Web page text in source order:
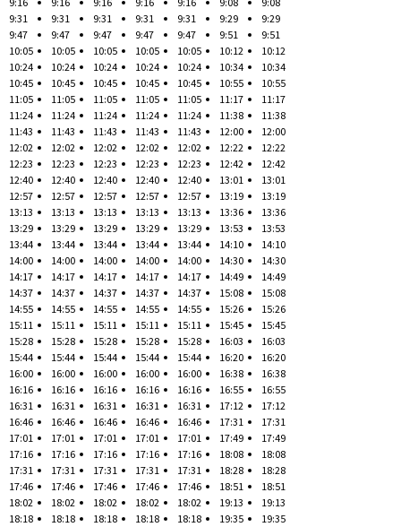
9:31
9:47
10:05
10:24
10:45
11:05
11:24
11:43
12:02
12:23
12:40
12:57
13:13
13:29
13:44
14:00
14:17
14:37
14:55
15:11
15:28
15:44
16:00
16:16
16:31
16:46
17:01
17:16
17:31
17:46
18:02
18:18
9:31
9:47
10:05
10:24
10:45
11:05
11:24
11:43
12:02
12:23
12:40
12:57
13:13
13:29
13:44
14:00
14:17
14:37
14:55
15:11
15:28
15:44
16:00
16:16
16:31
16:46
17:01
17:16
17:31
17:46
18:02
18:18
9:31
9:47
10:05
10:24
10:45
11:05
11:24
11:43
12:02
12:23
12:40
12:57
13:13
13:29
13:44
14:00
14:17
14:37
14:55
15:11
15:28
15:44
16:00
16:16
16:31
16:46
17:01
17:16
17:31
17:46
18:02
18:18
9:31
9:47
10:05
10:24
10:45
11:05
11:24
11:43
12:02
12:23
12:40
12:57
13:13
13:29
13:44
14:00
14:17
14:37
14:55
15:11
15:28
15:44
16:00
16:16
16:31
16:46
17:01
17:16
17:31
17:46
18:02
18:18
9:31
9:47
10:05
10:24
10:45
11:05
11:24
11:43
12:02
12:23
12:40
12:57
13:13
13:29
13:44
14:00
14:17
14:37
14:55
15:11
15:28
15:44
16:00
16:16
16:31
16:46
17:01
17:16
17:31
17:46
18:02
18:18
9:29
9:51
10:12
10:34
10:55
11:17
11:38
12:00
12:22
12:42
13:01
13:19
13:36
13:53
14:10
14:30
14:49
15:08
15:26
15:45
16:03
16:20
16:38
16:55
17:12
17:31
17:49
18:08
18:28
18:51
19:13
19:35
9:29
9:51
10:12
10:34
10:55
11:17
11:38
12:00
12:22
12:42
13:01
13:19
13:36
13:53
14:10
14:30
14:49
15:08
15:26
15:45
16:03
16:20
16:38
16:55
17:12
17:31
17:49
18:08
18:28
18:51
19:13
19:35